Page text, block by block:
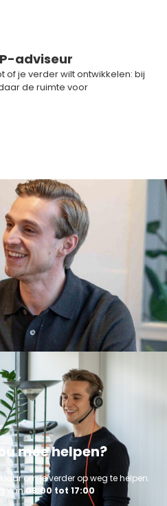
adviseur
of je verder wilt ontwikkelen: bij
de ruimte voor
mee helpen?
om je verder op weg te helpen.
van09:00 tot 17:00